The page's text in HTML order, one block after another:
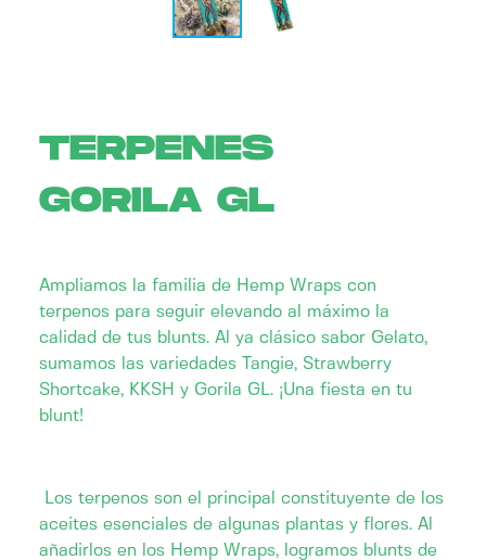
TERPENES
GORILA GL
Ampliamos la familia de Hemp Wraps con
terpenos para seguir elevando al máximo la
calidad de tus blunts. Al ya clásico sabor Gelato,
sumamos las variedades Tangie, Strawberry
Shortcake, KKSH y Gorila GL. ¡Una fiesta en tu
blunt!
Los terpenos son el principal constituyente de los
aceites esenciales de algunas plantas y flores. Al
añadirlos en los Hemp Wraps, logramos blunts de